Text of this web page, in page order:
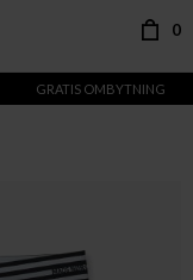
0
GRATIS OMBYTNING